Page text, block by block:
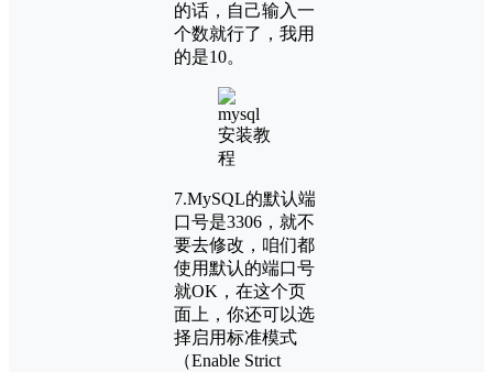
的话，自己输入一
个数就行了，我用
的是10。
7.MySQL的默认端
口号是3306，就不
要去修改，咱们都
使用默认的端口号
就OK，在这个页
面上，你还可以选
择启用标准模式
（Enable Strict